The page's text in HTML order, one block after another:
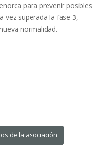
para prevenir posibles
vez superada la fase 3,
normalidad.
de la asociación